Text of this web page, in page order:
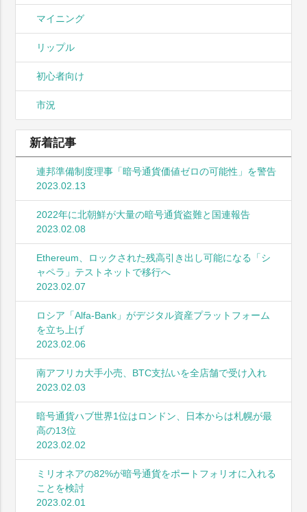
マイニング
リップル
初心者向け
市況
新着記事
連邦準備制度理事「暗号通貨価値ゼロの可能性」を警告
2023.02.13
2022年に北朝鮮が大量の暗号通貨盗難と国連報告
2023.02.08
Ethereum、ロックされた残高引き出し可能になる「シ
ャペラ」テストネットで移行へ
2023.02.07
ロシア「Alfa-Bank」がデジタル資産プラットフォーム
を立ち上げ
2023.02.06
南アフリカ大手小売、BTC支払いを全店舗で受け入れ
2023.02.03
暗号通貨ハブ世界1位はロンドン、日本からは札幌が最
高の13位
2023.02.02
ミリオネアの82%が暗号通貨をポートフォリオに入れる
ことを検討
2023.02.01